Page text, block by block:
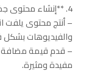
4. **إنشاء محتوى جذاب:**
– أنتج محتوى يلفت
والفيديوهات
– قدم قيمة مضافة
مفيدة ومثيرة.